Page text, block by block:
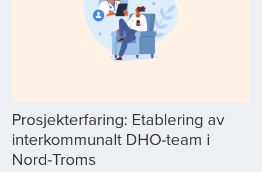
Prosjekterfaring: Etablering av
interkommunalt DHO-team i
Nord-Troms